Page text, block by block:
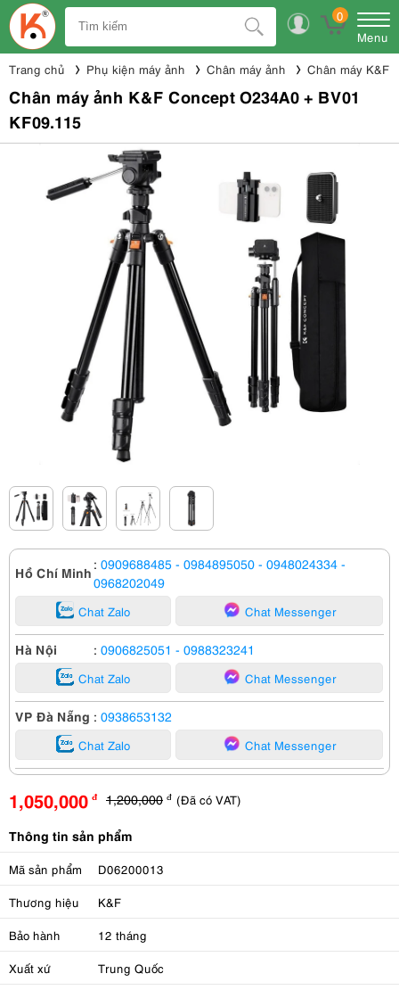
0
Menu
Trang chủ Phụ kiện máy ảnh Chân máy ảnh Chân máy K&F
Chân máy ảnh K&F Concept O234A0 + BV01
KF09.115
Hồ Chí Minh : 0909688485 - 0984895050 - 0948024334 -
0968202049
Chat Zalo Chat Messenger
Hà Nội : 0906825051 - 0988323241
Chat Zalo Chat Messenger
VP Đà Nẵng : 0938653132
Chat Zalo Chat Messenger
1,050,000 đ 1,200,000 đ (Đã có VAT)
Thông tin sản phẩm
Mã sản phẩm D06200013
Thương hiệu K&F
Bảo hành 12 tháng
Xuất xứ Trung Quốc